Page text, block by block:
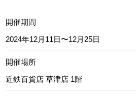
開催期間
2024年12月11日〜12月25日
開催場所
近鉄百貨店 草津店 1階